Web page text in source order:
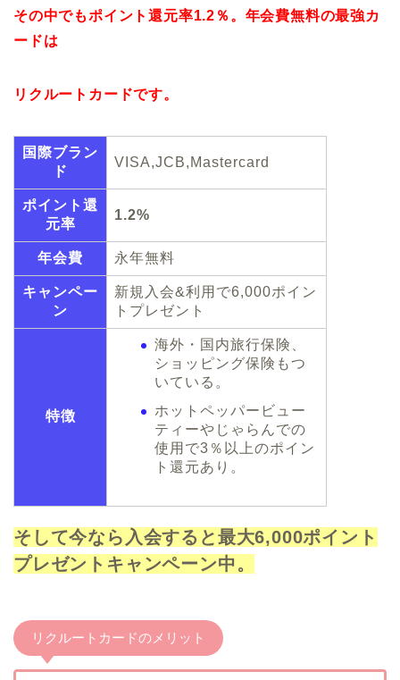
その中でもポイント還元率1.2％。年会費無料の最強カ
ードは
リクルートカードです。
国際ブラン
ド
VISA,JCB,Mastercard
ポイント還
元率
1.2%
年会費 永年無料
キャンペー
ン
新規入会&利用で6,000ポイン
トプレゼント
特徴
海外・国内旅行保険、
ショッピング保険もつ
いている。
ホットペッパービュー
ティーやじゃらんでの
使用で3％以上のポイン
ト還元あり。
そして今なら入会すると最大6,000ポイント
プレゼントキャンペーン中。
リクルートカードのメリット